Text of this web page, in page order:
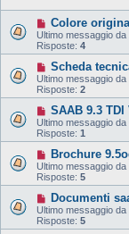
Colore
Ultimo messaggio da
Risposte: 4
Scheda
Ultimo messaggio da
Risposte: 2
SAAB 9.3 TDI
Ultimo messaggio da
Risposte: 1
Brochure
Ultimo messaggio da
Risposte: 5
Documenti
Ultimo messaggio da
Risposte: 5